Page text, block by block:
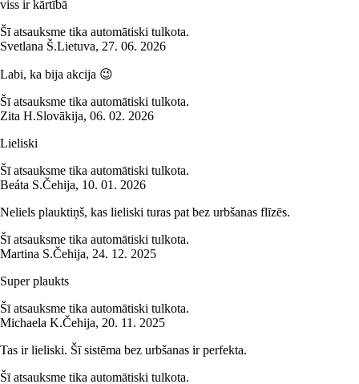
viss ir kārtībā
Šī atsauksme tika automātiski tulkota.
Svetlana Š.Lietuva, 27. 06. 2026
Labi, ka bija akcija 😉
Šī atsauksme tika automātiski tulkota.
Zita H.Slovākija, 06. 02. 2026
Lieliski
Šī atsauksme tika automātiski tulkota.
Beáta S.Čehija, 10. 01. 2026
Neliels plauktiņš, kas lieliski turas pat bez urbšanas flīzēs.
Šī atsauksme tika automātiski tulkota.
Martina S.Čehija, 24. 12. 2025
Super plaukts
Šī atsauksme tika automātiski tulkota.
Michaela K.Čehija, 20. 11. 2025
Tas ir lieliski. Šī sistēma bez urbšanas ir perfekta.
Šī atsauksme tika automātiski tulkota.